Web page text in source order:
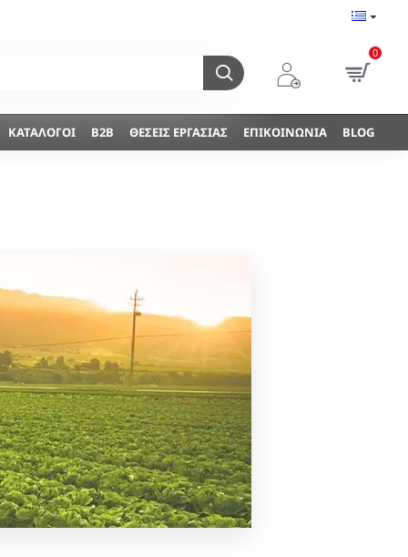
0
ΚΑΤΆΛΟΓΟΙ B2B ΘΈΣΕΙΣ ΕΡΓΑΣΊΑΣ ΕΠΙΚΟΙΝΩΝΊΑ BLOG